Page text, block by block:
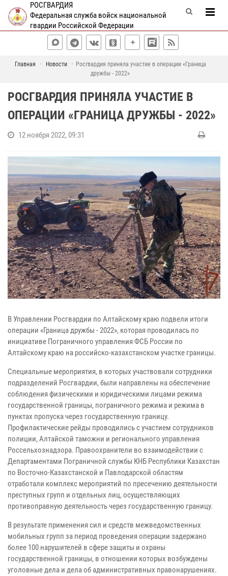
РОСГВАРДИЯ
Федеральная служба войск национальной
гвардии Российской Федерации
Главная Новости
Росгвардия приняла участие в операции «Граница
дружбы - 2022»
РОСГВАРДИЯ ПРИНЯЛА УЧАСТИЕ В
ОПЕРАЦИИ «ГРАНИЦА ДРУЖБЫ - 2022»
12 ноября 2022, 09:31
В Управлении Росгвардии по Алтайскому краю подвели итоги
операции «Граница дружбы - 2022», которая проводилась по
инициативе Пограничного управления ФСБ России по
Алтайскому краю на российско-казахстанском участке границы.
Специальные мероприятия, в которых участвовали сотрудники
подразделений Росгвардии, были направлены на обеспечение
соблюдения физическими и юридическими лицами режима
государственной границы, пограничного режима и режима в
пунктах пропуска через государственную границу.
Профилактические рейды проводились с участием сотрудников
полиции, Алтайской таможни и регионального управления
Россельхознадзора. Правоохранители во взаимодействии с
Департаментами Пограничной службы КНБ Республики Казахстан
по Восточно-Казахстанской и Павлодарской областям
отработали комплекс мероприятий по пресечению деятельности
преступных групп и отдельных лиц, осуществляющих
противоправную деятельность через государственную границу.
В результате применения сил и средств межведомственных
мобильных групп за период проведения операции задержано
более 100 нарушителей в сфере защиты и охраны
государственной границы, в отношении которых возбуждены
уголовные дела и дела об административных правонарушениях.